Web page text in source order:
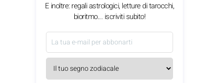
E inoltre: regali astrologici, letture di tarocchi,
bioritmo... iscriviti subito!